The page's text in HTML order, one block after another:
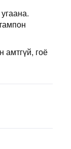
амтгүй, гоё